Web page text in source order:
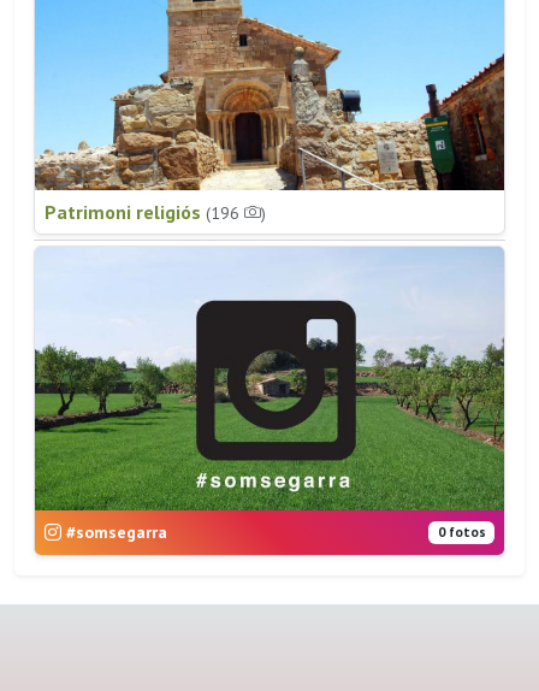
Patrimoni religiós (196 )
#somsegarra 0 fotos